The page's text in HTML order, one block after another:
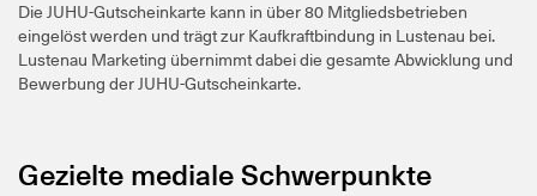
Die JUHU-Gutscheinkarte kann in über 80 Mitgliedsbetrieben
eingelöst werden und trägt zur Kaufkraftbindung in Lustenau bei.
Lustenau Marketing übernimmt dabei die gesamte Abwicklung und
Bewerbung der JUHU-Gutscheinkarte.
Gezielte mediale Schwerpunkte